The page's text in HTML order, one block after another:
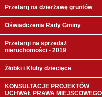
Przetarg na dzierżawę gruntów
Oświadczenia Rady Gminy
Przetargi na sprzedaż
nieruchomości - 2019
Żłobki i Kluby dziecięce
KONSULTACJE PROJEKTÓW
UCHWAŁ PRAWA MIEJSCOWEGO